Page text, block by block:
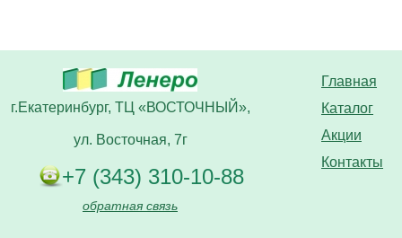
Главная
Каталог
Акции
Контакты
г.Екатеринбург, ТЦ «ВОСТОЧНЫЙ»,
ул. Восточная, 7г
+7 (343) 310-10-88
обратная связь